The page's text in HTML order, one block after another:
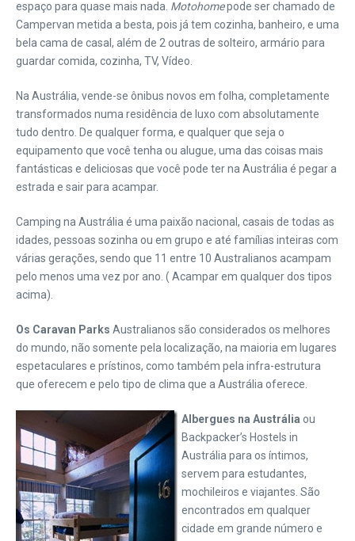
espaço para quase mais nada. Motohomepode ser chamado de
Campervan metida a besta, pois já tem cozinha, banheiro, e uma
bela cama de casal, além de 2 outras de solteiro, armário para
guardar comida, cozinha, TV, Vídeo.
Na Austrália, vende-se ônibus novos em folha, completamente
transformados numa residência de luxo com absolutamente
tudo dentro. De qualquer forma, e qualquer que seja o
equipamento que você tenha ou alugue, uma das coisas mais
fantásticas e deliciosas que você pode ter na Austrália é pegar a
estrada e sair para acampar.
Camping na Austrália é uma paixão nacional, casais de todas as
idades, pessoas sozinha ou em grupo e até famílias inteiras com
várias gerações, sendo que 11 entre 10 Australianos acampam
pelo menos uma vez por ano. ( Acampar em qualquer dos tipos
acima).
Os Caravan Parks Australianos são considerados os melhores
do mundo, não somente pela localização, na maioria em lugares
espetaculares e prístinos, como também pela infra-estrutura
que oferecem e pelo tipo de clima que a Austrália oferece.
Albergues na Austrália ou
Backpacker’s Hostels in
Austrália para os íntimos,
servem para estudantes,
mochileiros e viajantes. São
encontrados em qualquer
cidade em grande número e